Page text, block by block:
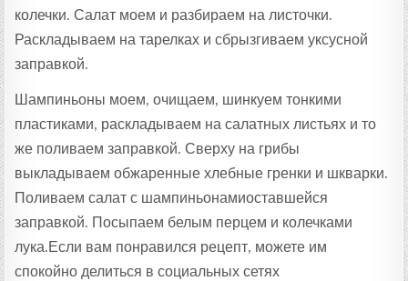
колечки. Салат моем и разбираем на листочки.
Раскладываем на тарелках и сбрызгиваем уксусной
заправкой.
Шампиньоны моем, очищаем, шинкуем тонкими
пластиками, раскладываем на салатных листьях и то
же поливаем заправкой. Сверху на грибы
выкладываем обжаренные хлебные гренки и шкварки.
Поливаем салат с шампиньонамиоставшейся
заправкой. Посыпаем белым перцем и колечками
лука.Если вам понравился рецепт, можете им
спокойно делиться в социальных сетях